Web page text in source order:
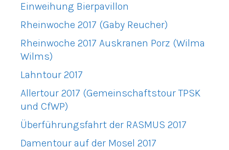
Einweihung Bierpavillon
Rheinwoche 2017 (Gaby Reucher)
Rheinwoche 2017 Auskranen Porz (Wilma
Wilms)
Lahntour 2017
Allertour 2017 (Gemeinschaftstour TPSK
und CfWP)
Überführungsfahrt der RASMUS 2017
Damentour auf der Mosel 2017